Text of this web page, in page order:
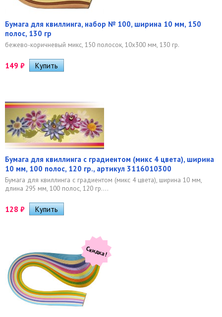
Бумага для квиллинга, набор № 100, ширина 10 мм, 150
полос, 130 гр
бежево-коричневый микс, 150 полосок, 10х300 мм, 130 гр.
149 ₽
Бумага для квиллинга с градиентом (микс 4 цвета), ширина
10 мм, 100 полос, 120 гр., артикул 3116010300
Бумага для квиллинга с градиентом (микс 4 цвета), ширина 10 мм,
длина 295 мм, 100 полос, 120 гр....
128 ₽
Скидка!